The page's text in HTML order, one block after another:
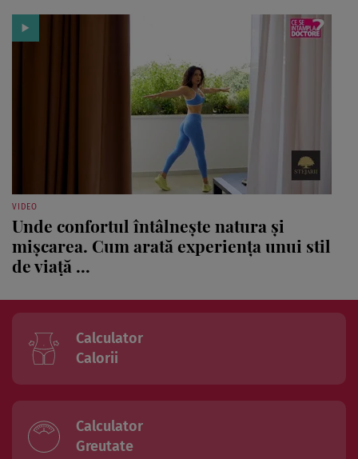
VIDEO
Unde confortul întâlnește natura și
mișcarea. Cum arată experiența unui stil
de viață ...
Calculator
Calorii
Calculator
Greutate